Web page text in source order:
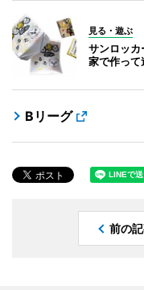
見る・遊ぶ
サンロッカ
家で作って
Bリーグ
前の